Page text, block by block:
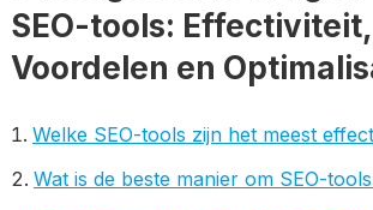
SEO-tools:
Voordelen en
Welke SEO-tools zijn het meest
Wat is de beste manier om SEO-